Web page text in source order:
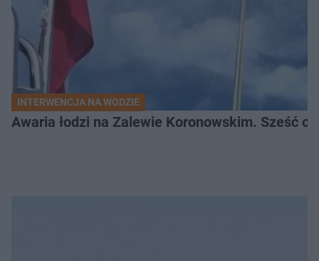
INTERWENCJA NA WODZIE
Awaria łodzi na Zalewie Koronowskim. Sześć